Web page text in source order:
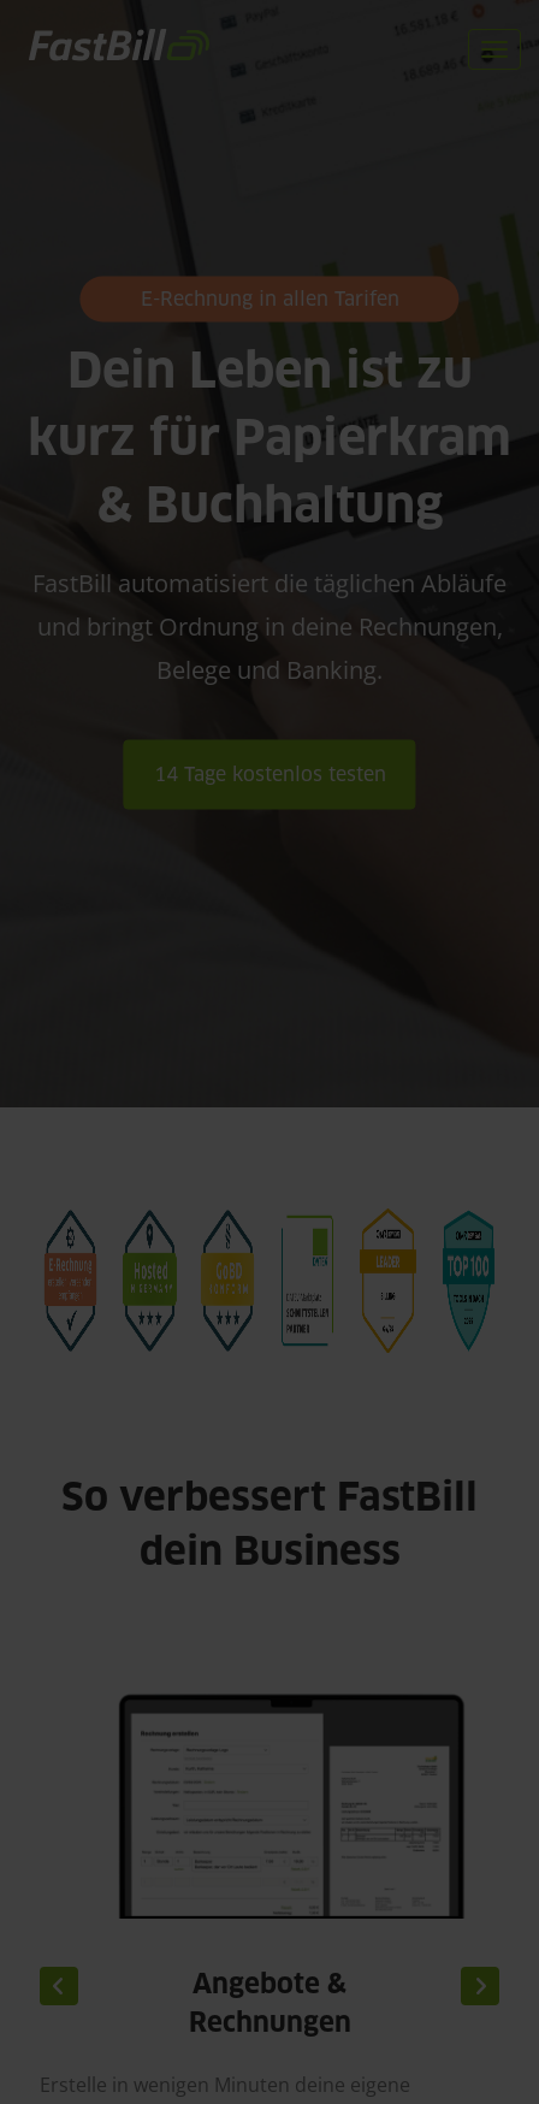
zum
E-Rechnung in allen Tarifen
Dein Leben ist zu
kurz für Papierkram
& Buchhaltung
FastBill automatisiert die täglichen Abläufe
und bringt Ordnung in deine Rechnungen,
Belege und Banking.
14 Tage kostenlos testen
So verbessert FastBill
dein Business
Angebote &
Rechnungen
Erstelle in wenigen Minuten deine eigene